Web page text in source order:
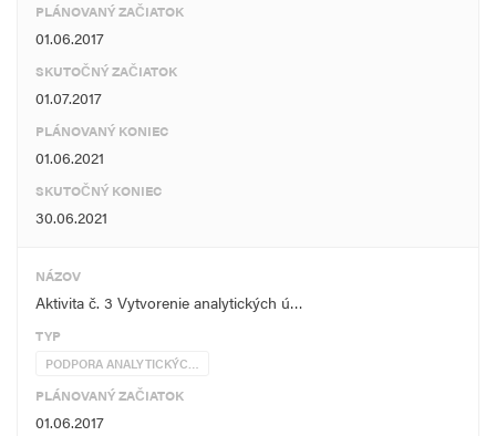
PLÁNOVANÝ ZAČIATOK
01.06.2017
SKUTOČNÝ ZAČIATOK
01.07.2017
PLÁNOVANÝ KONIEC
01.06.2021
SKUTOČNÝ KONIEC
30.06.2021
NÁZOV
Aktivita č. 3 Vytvorenie analytických ú…
TYP
PODPORA ANALYTICKÝC…
PLÁNOVANÝ ZAČIATOK
01.06.2017